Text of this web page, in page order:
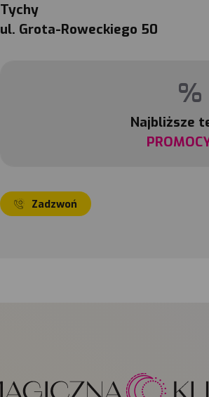
Tychy
ul. Grota-Roweckiego 50
%
Najbliższe
Zadzwoń